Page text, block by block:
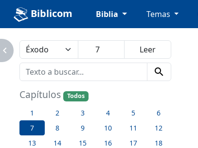
Biblicom Biblia Temas
search
Capítulos Todos
1 2 3 4 5
6
7
8 9 10 11
12
13
14 15 16 17
18